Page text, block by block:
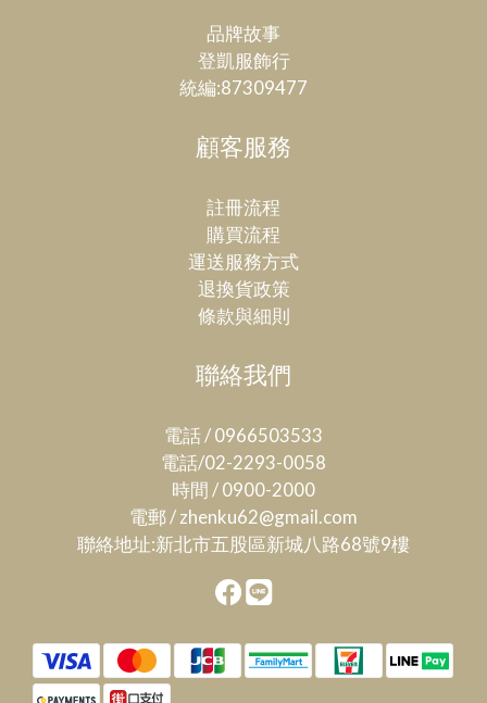
品牌故事
登凱服飾行
統編:87309477
顧客服務
註冊流程
購買流程
運送服務方式
退換貨政策
條款與細則
聯絡我們
電話 / 0966503533
電話/02-2293-0058
時間 / 0900-2000
電郵 / zhenku62@gmail.com
聯絡地址:新北市五股區新城八路68號9樓